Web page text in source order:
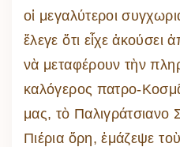
οἱ μεγαλύτεροι
ἔλεγε ὅτι εἶχε
νὰ μεταφέρουν τὴν
καλόγερος πατρο-
μας, τὸ
Πιέρια ὄρη, ἐμάζεψε